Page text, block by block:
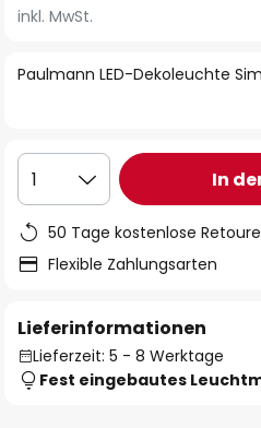
der
springen
Paulmann LED-Dekoleuchte
inkl. MwSt.
1 In
50 Tage kostenlose Retoure
Flexible Zahlungsarten
Lieferinformationen
Lieferzeit: 5 - 8 Werktage
Fest eingebautes